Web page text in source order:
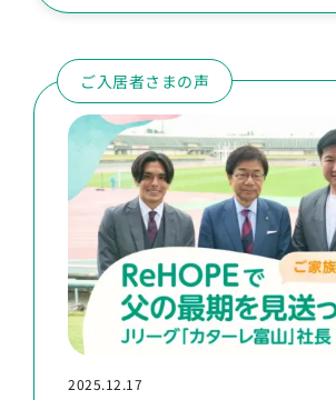
ご入居者さまの声
2025.12.17